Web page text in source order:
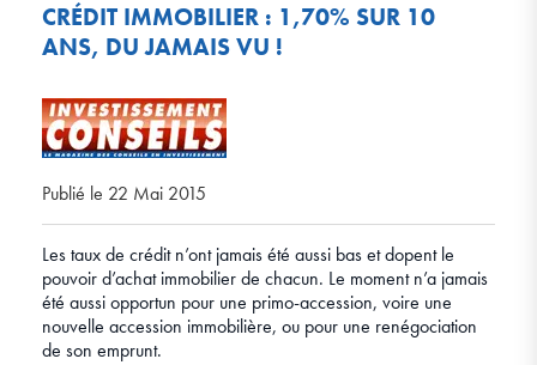
CRÉDIT IMMOBILIER : 1,70% SUR 10
ANS, DU JAMAIS VU !
Publié le 22 Mai 2015
Les taux de crédit n’ont jamais été aussi bas et dopent le
pouvoir d’achat immobilier de chacun. Le moment n’a jamais
été aussi opportun pour une primo-accession, voire une
nouvelle accession immobilière, ou pour une renégociation
de son emprunt.